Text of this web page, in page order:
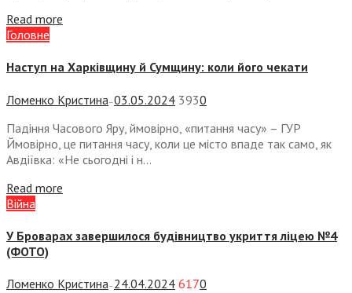
Read more
Головне
Наступ на Харківщину й Сумщину: коли його чекати
Ломенко Кристина —03.05.2024 3930
Падіння Часового Яру, ймовірно, «питання часу» – ГУР
Ймовірно, це питання часу, коли це місто впаде так само, як
Авдіївка: «Не сьогодні і н...
Read more
Війна
У Броварах завершилося будівництво укриття ліцею №4
(ФОТО)
Ломенко Кристина— 24.04.2024 6170